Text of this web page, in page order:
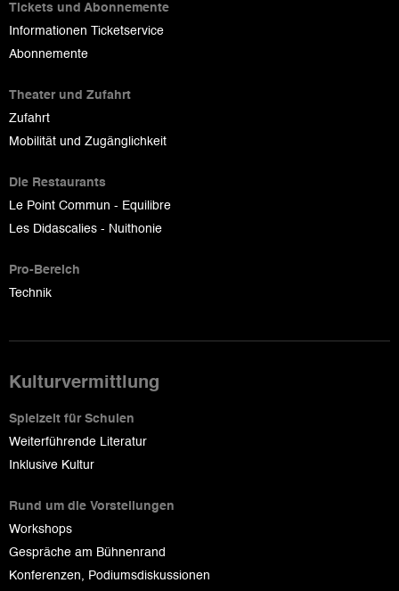
Tickets und Abonnemente
Informationen Ticketservice
Abonnemente
Theater und Zufahrt
Zufahrt
Mobilität und Zugänglichkeit
Die Restaurants
Le Point Commun - Equilibre
Les Didascalies - Nuithonie
Pro-Bereich
Technik
Kulturvermittlung
Spielzeit für Schulen
Weiterführende Literatur
Inklusive Kultur
Rund um die Vorstellungen
Workshops
Gespräche am Bühnenrand
Konferenzen, Podiumsdiskussionen